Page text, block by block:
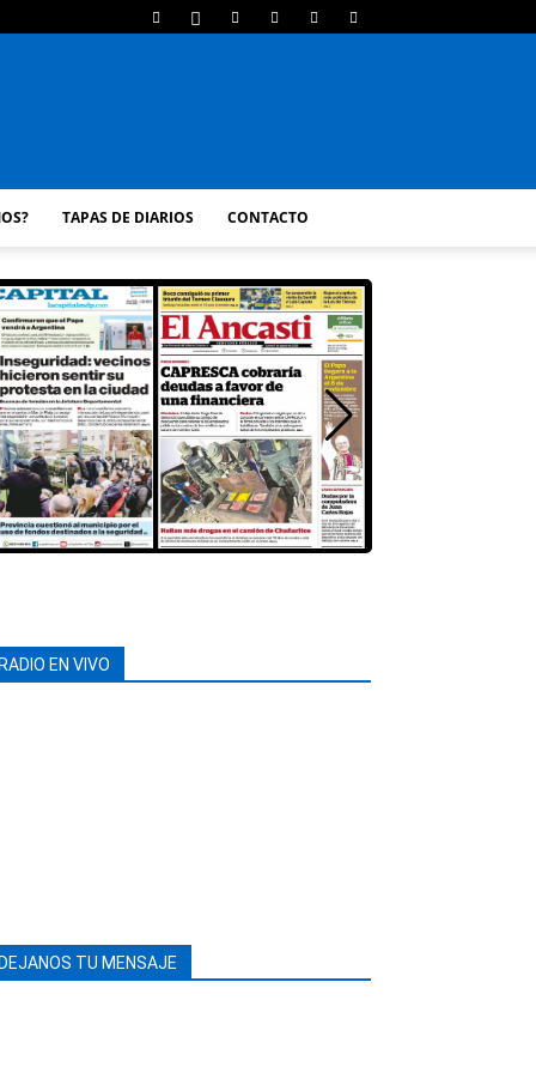
TAPAS DE DIARIOS CONTACTO
RADIO EN VIVO
DEJANOS TU MENSAJE